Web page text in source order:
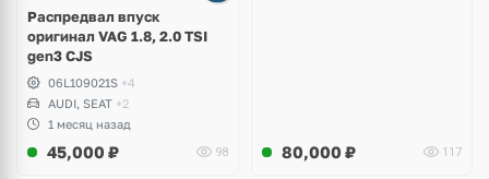
Распредвал впуск
оригинал VAG 1.8, 2.0 TSI
gen3 CJS
06L109021S +4
AUDI, SEAT +2
1 месяц назад
45,000 ₽ 98 80,000 ₽ 117